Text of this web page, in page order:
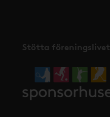
Stötta föreningslivet